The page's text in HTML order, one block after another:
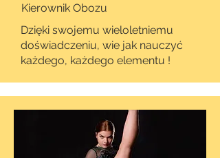
Kierownik Obozu
Dzięki swojemu wieloletniemu
doświadczeniu, wie jak nauczyć
każdego, każdego elementu !